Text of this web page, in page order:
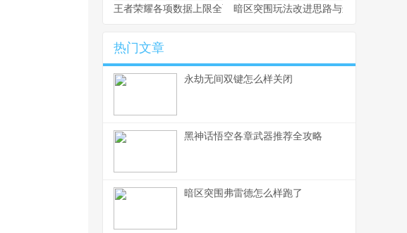
王者荣耀各项数据上限全面解析暗区突围玩法改进思路与进阶攻略
热门文章
永劫无间双键怎么样关闭
黑神话悟空各章武器推荐全攻略
暗区突围弗雷德怎么样跑了